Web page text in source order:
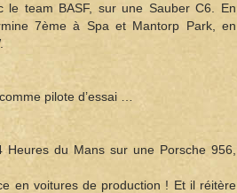
le team BASF, sur une Sauber C6. En
7ème à Spa et Mantorp Park, en
pilote d’essai …
du Mans sur une Porsche 956,
en voitures de production ! Et il réitère